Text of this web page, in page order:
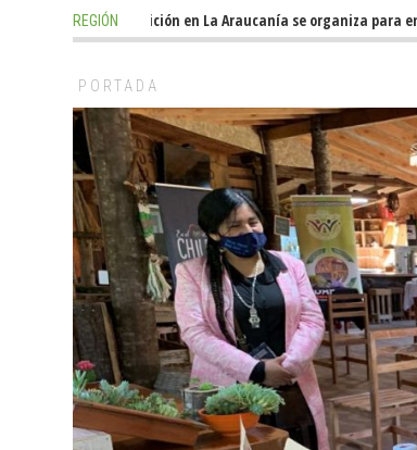
REGIÓN
16 hours ago - Oposición en La Araucanía se organiza para
PORTADA